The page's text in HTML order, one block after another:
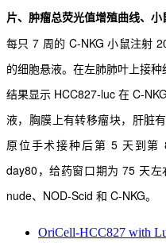
片、肿瘤总荧光值增殖曲线、小
每只 7 周的 C-NKG 小鼠注射
的细胞悬液。在左肺肺叶上接种
结果显示 HCC827-luc 在 C-
液，胸膜上有转移瘤块，肝脏
原位手术接种后第 5 天到第
day80，给药窗口期为 75 天
nude、 NOD-Scid 和 C-NKG。
OriCell-HCC827 with